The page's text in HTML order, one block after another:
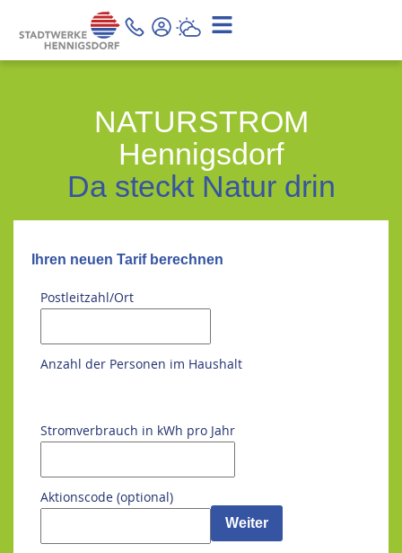
NATURSTROM
Hennigsdorf
Da steckt Natur drin
Ihren neuen Tarif berechnen
Postleitzahl/Ort
Anzahl der Personen im Haushalt
Stromverbrauch in kWh pro Jahr
Aktionscode (optional)
Weiter